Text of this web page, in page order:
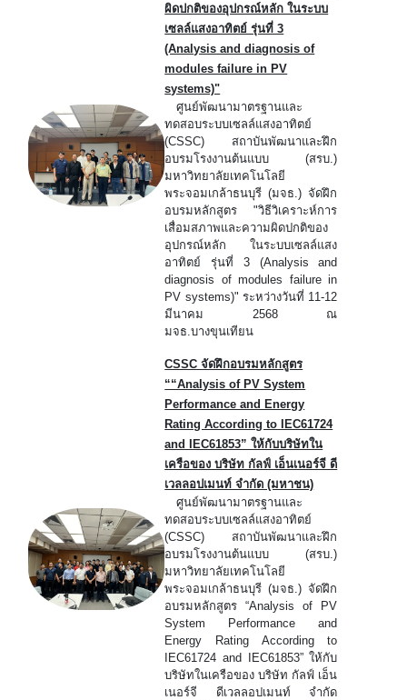
ผิดปกติของอุปกรณ์หลัก ในระบบ
เซลล์แสงอาทิตย์ รุ่นที่ 3
(Analysis and diagnosis of
modules failure in PV
systems)"
ศูนย์พัฒนามาตรฐานและ
ทดสอบระบบเซลล์แสงอาทิตย์
(CSSC) สถาบันพัฒนาและฝึก
อบรมโรงงานต้นแบบ (สรบ.)
มหาวิทยาลัยเทคโนโลยี
พระจอมเกล้าธนบุรี (มจธ.) จัดฝึก
อบรมหลักสูตร "วิธีวิเคราะห์การ
เสื่อมสภาพและความผิดปกติของ
อุปกรณ์หลัก ในระบบเซลล์แสง
อาทิตย์ รุ่นที่ 3 (Analysis and
diagnosis of modules failure in
PV systems)" ระหว่างวันที่ 11-12
มีนาคม 2568 ณ
มจธ.บางขุนเทียน
CSSC จัดฝึกอบรมหลักสูตร
““Analysis of PV System
Performance and Energy
Rating According to IEC61724
and IEC61853” ให้กับบริษัทใน
เครือของ บริษัท กัลฟ์ เอ็นเนอร์จี ดี
เวลลอปเมนท์ จำกัด (มหาชน)
ศูนย์พัฒนามาตรฐานและ
ทดสอบระบบเซลล์แสงอาทิตย์
(CSSC) สถาบันพัฒนาและฝึก
อบรมโรงงานต้นแบบ (สรบ.)
มหาวิทยาลัยเทคโนโลยี
พระจอมเกล้าธนบุรี (มจธ.) จัดฝึก
อบรมหลักสูตร “Analysis of PV
System Performance and
Energy Rating According to
IEC61724 and IEC61853” ให้กับ
บริษัทในเครือของ บริษัท กัลฟ์ เอ็น
เนอร์จี ดีเวลลอปเมนท์ จำกัด